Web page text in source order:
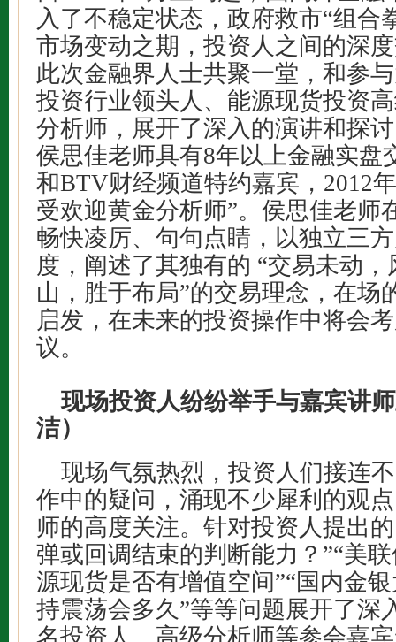
入了不稳定状态，政府救市“组合
市场变动之期，投资人之间的深
此次金融界人士共聚一堂，和参
投资行业领头人、能源现货投资
分析师，展开了深入的演
侯思佳老师具有8年以上金融实盘
和BTV财经频道特约嘉宾，2012
受欢迎黄金分析师”。侯思佳老师
畅快凌厉、句句点睛，以独立三
度，阐述了其独有的 “交易未动
山，胜于布局”的交易理念，在场
启发，在未来的投资操作中将会
议。
现场投资人纷纷举手与嘉宾讲
洁）
现场气氛热烈，投资人们接连
作中的疑问，涌现不少犀利的观
师的高度关注。针对投资人提出
弹或回调结束的判断能力？”“美
源现货是否有增值空间”“国内金
持震荡会多久”等等问题展开了深
名投资人、高级分析师等参会嘉